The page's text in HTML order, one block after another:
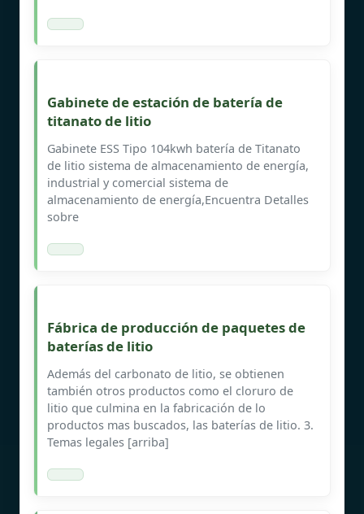
Gabinete de estación de batería de
titanato de litio
Gabinete ESS Tipo 104kwh batería de Titanato
de litio sistema de almacenamiento de energía,
industrial y comercial sistema de
almacenamiento de energía,Encuentra Detalles
sobre
Fábrica de producción de paquetes de
baterías de litio
Además del carbonato de litio, se obtienen
también otros productos como el cloruro de
litio que culmina en la fabricación de lo
productos mas buscados, las baterías de litio. 3.
Temas legales [arriba]